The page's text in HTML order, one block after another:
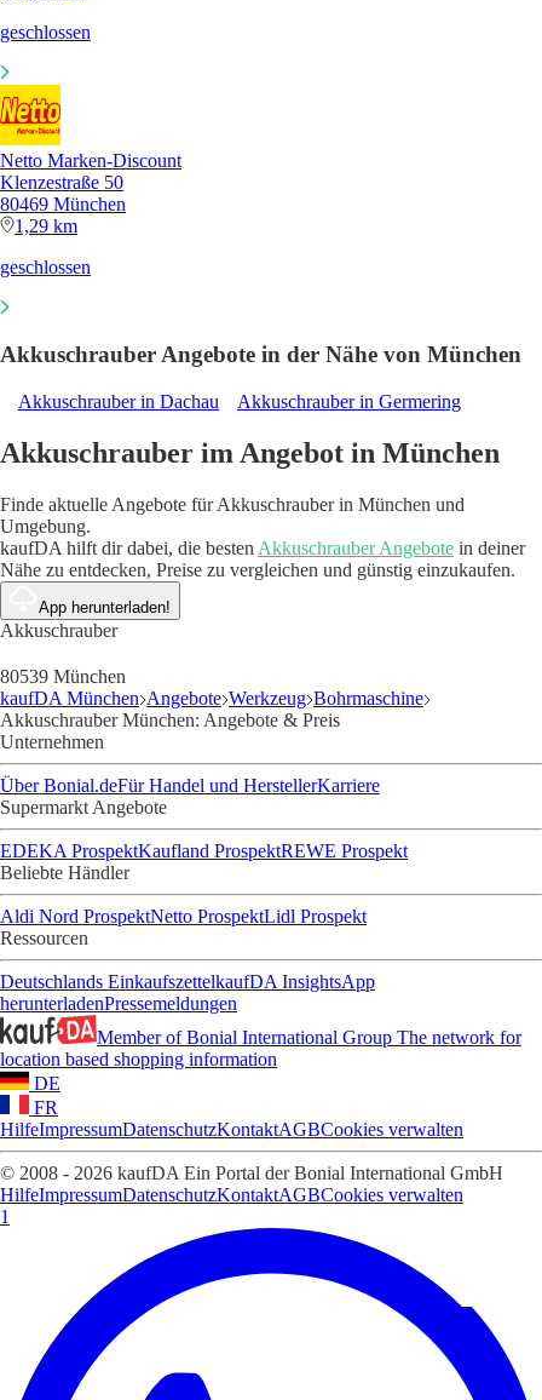
geschlossen
Netto Marken-Discount
Klenzestraße 50
80469 München
1,29 km
geschlossen
Akkuschrauber Angebote in der Nähe von München
Akkuschrauber in Dachau Akkuschrauber in Germering
Akkuschrauber im Angebot in München
Finde aktuelle Angebote für Akkuschrauber in München und
Umgebung.
kaufDA hilft dir dabei, die besten Akkuschrauber Angebote in deiner
Nähe zu entdecken, Preise zu vergleichen und günstig einzukaufen.
App herunterladen!
Akkuschrauber
80539 München
kaufDA München Angebote Werkzeug Bohrmaschine
Akkuschrauber München: Angebote & Preis
Unternehmen
Über Bonial.deFür Handel und HerstellerKarriere
Supermarkt Angebote
EDEKA ProspektKaufland ProspektREWE Prospekt
Beliebte Händler
Aldi Nord ProspektNetto ProspektLidl Prospekt
Ressourcen
Deutschlands EinkaufszettelkaufDA InsightsApp
herunterladenPressemeldungen
Member of Bonial International Group The network for
location based shopping information
DE
FR
HilfeImpressumDatenschutzKontaktAGBCookies verwalten
© 2008 - 2026 kaufDA Ein Portal der Bonial International GmbH
HilfeImpressumDatenschutzKontaktAGBCookies verwalten
1